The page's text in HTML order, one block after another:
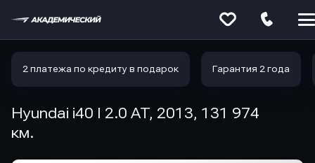
2 платежа по кредиту в подарок Гарантия 2 года
Hyundai i40 I 2.0 AT, 2013, 131 974
км.